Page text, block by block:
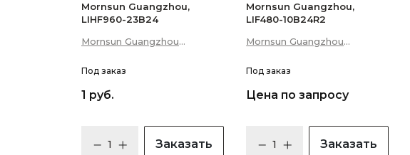
Mornsun Guangzhou,
LIHF960-23B24
Mornsun Guangzhou
Co., Ltd
Под заказ
1 руб.
Заказать
Mornsun Guangzhou,
LIF480-10B24R2
Mornsun Guangzhou
Co., Ltd
Под заказ
Цена по запросу
Заказать